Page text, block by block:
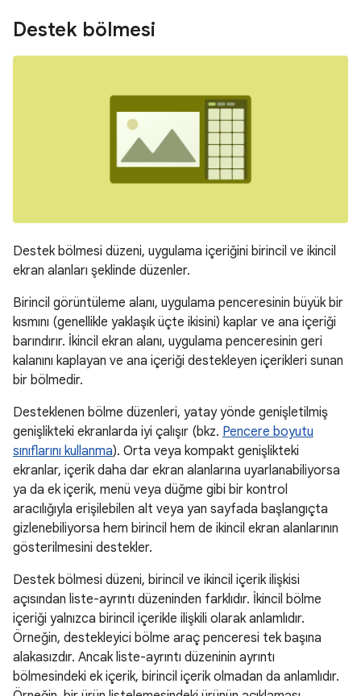
Destek bölmesi
Destek bölmesi düzeni, uygulama içeriğini birincil ve ikincil
ekran alanları şeklinde düzenler.
Birincil görüntüleme alanı, uygulama penceresinin büyük bir
kısmını (genellikle yaklaşık üçte ikisini) kaplar ve ana içeriği
barındırır. İkincil ekran alanı, uygulama penceresinin geri
kalanını kaplayan ve ana içeriği destekleyen içerikleri sunan
bir bölmedir.
Desteklenen bölme düzenleri, yatay yönde genişletilmiş
genişlikteki ekranlarda iyi çalışır (bkz. Pencere boyutu
sınıflarını kullanma). Orta veya kompakt genişlikteki
ekranlar, içerik daha dar ekran alanlarına uyarlanabiliyorsa
ya da ek içerik, menü veya düğme gibi bir kontrol
aracılığıyla erişilebilen alt veya yan sayfada başlangıçta
gizlenebiliyorsa hem birincil hem de ikincil ekran alanlarının
gösterilmesini destekler.
Destek bölmesi düzeni, birincil ve ikincil içerik ilişkisi
açısından liste-ayrıntı düzeninden farklıdır. İkincil bölme
içeriği yalnızca birincil içerikle ilişkili olarak anlamlıdır.
Örneğin, destekleyici bölme araç penceresi tek başına
alakasızdır. Ancak liste-ayrıntı düzeninin ayrıntı
bölmesindeki ek içerik, birincil içerik olmadan da anlamlıdır.